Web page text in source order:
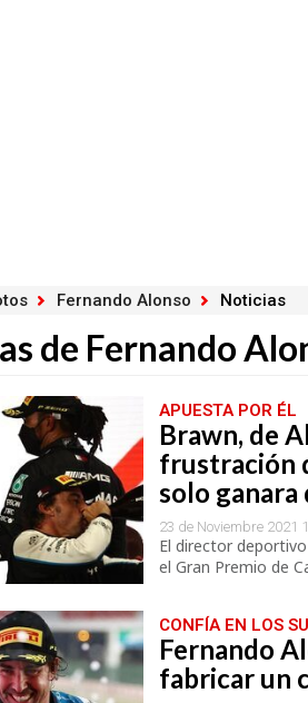
Fernando Alonso Noticias
de Fernando
APUESTA POR ÉL
Brawn, de
frustración
solo
23 de Noviembre 2021
El director
el Gran Premio de
CONFÍA EN LOS
Fernando
fabricar un